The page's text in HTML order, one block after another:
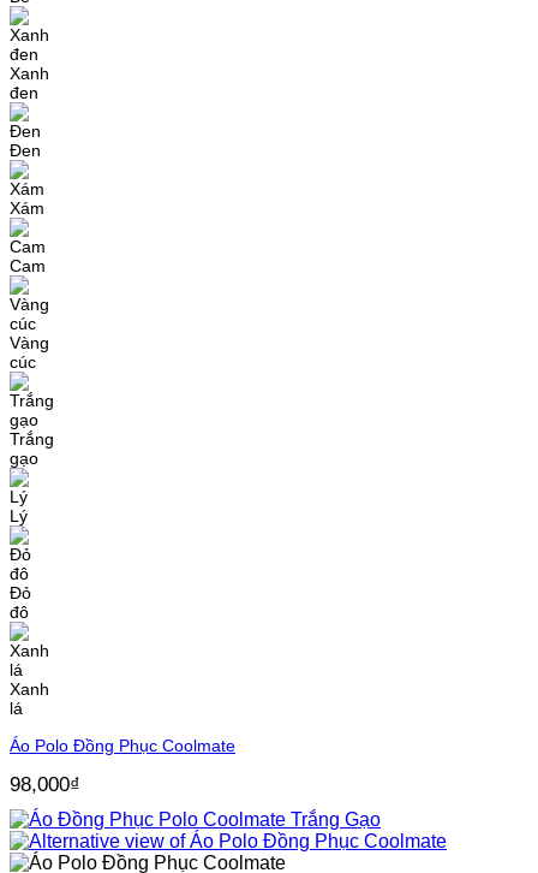
Xanh
đen
Đen
Xám
Cam
Vàng
cúc
Trắng
gạo
Lý
Đỏ
đô
Xanh
lá
Áo Polo Đồng Phục Coolmate
98,000₫